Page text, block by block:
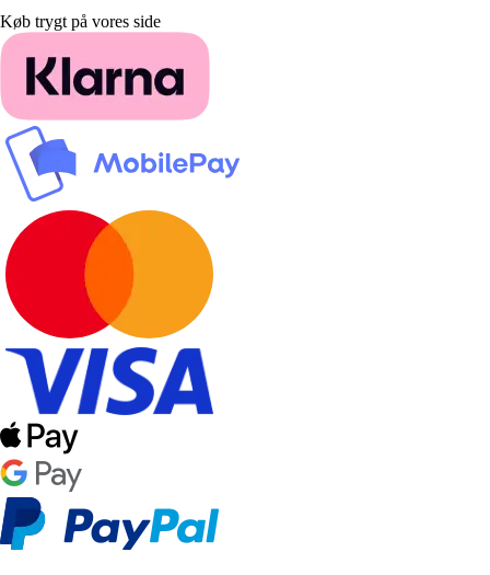
Køb trygt på vores side